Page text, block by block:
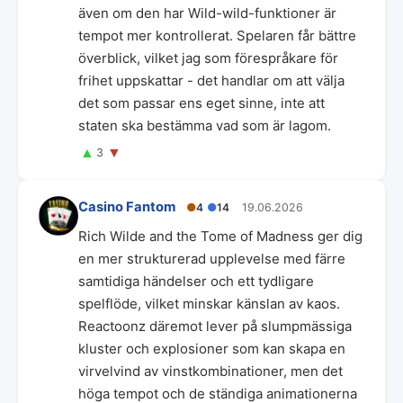
även om den har Wild-wild-funktioner är
tempot mer kontrollerat. Spelaren får bättre
överblick, vilket jag som förespråkare för
frihet uppskattar - det handlar om att välja
det som passar ens eget sinne, inte att
staten ska bestämma vad som är lagom.
▲ 3 ▼
Casino Fantom ●4 ●14 19.06.2026
Rich Wilde and the Tome of Madness ger dig
en mer strukturerad upplevelse med färre
samtidiga händelser och ett tydligare
spelflöde, vilket minskar känslan av kaos.
Reactoonz däremot lever på slumpmässiga
kluster och explosioner som kan skapa en
virvelvind av vinstkombinationer, men det
höga tempot och de ständiga animationerna